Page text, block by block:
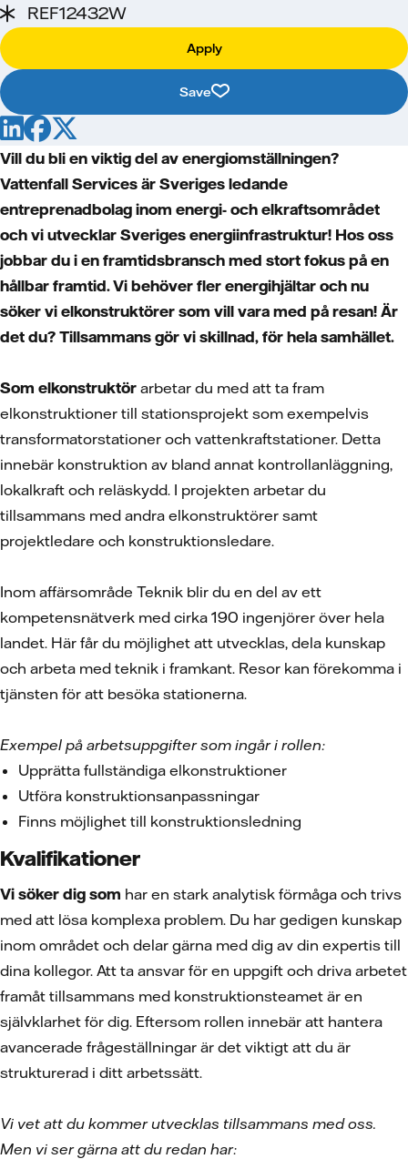
REF12432W
Apply
Save
Vill du bli en viktig del av energiomställningen?
Vattenfall Services är Sveriges ledande
entreprenadbolag inom energi- och elkraftsområdet
och vi utvecklar Sveriges energiinfrastruktur! Hos oss
jobbar du i en framtidsbransch med stort fokus på en
hållbar framtid. Vi behöver fler energihjältar och nu
söker vi elkonstruktörer som vill vara med på resan! Är
det du? Tillsammans gör vi skillnad, för hela samhället.
Som elkonstruktör arbetar du med att ta fram
elkonstruktioner till stationsprojekt som exempelvis
transformatorstationer och vattenkraftstationer. Detta
innebär konstruktion av bland annat kontrollanläggning,
lokalkraft och reläskydd. I projekten arbetar du
tillsammans med andra elkonstruktörer samt
projektledare och konstruktionsledare.
Inom affärsområde Teknik blir du en del av ett
kompetensnätverk med cirka 190 ingenjörer över hela
landet. Här får du möjlighet att utvecklas, dela kunskap
och arbeta med teknik i framkant. Resor kan förekomma i
tjänsten för att besöka stationerna.
Exempel på arbetsuppgifter som ingår i rollen:
Upprätta fullständiga elkonstruktioner
Utföra konstruktionsanpassningar
Finns möjlighet till konstruktionsledning
Kvalifikationer
Vi söker dig som har en stark analytisk förmåga och trivs
med att lösa komplexa problem. Du har gedigen kunskap
inom området och delar gärna med dig av din expertis till
dina kollegor. Att ta ansvar för en uppgift och driva arbetet
framåt tillsammans med konstruktionsteamet är en
självklarhet för dig. Eftersom rollen innebär att hantera
avancerade frågeställningar är det viktigt att du är
strukturerad i ditt arbetssätt.
Vi vet att du kommer utvecklas tillsammans med oss.
Men vi ser gärna att du redan har: